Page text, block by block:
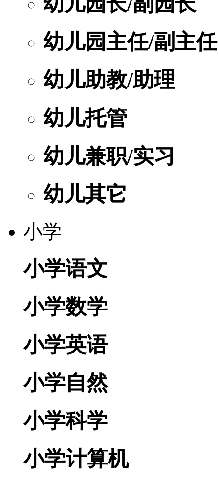
幼儿园主任/副主任
幼儿助教/助理
幼儿托管
幼儿兼职/实习
幼儿其它
小学
小学语文
小学数学
小学英语
小学自然
小学科学
小学计算机